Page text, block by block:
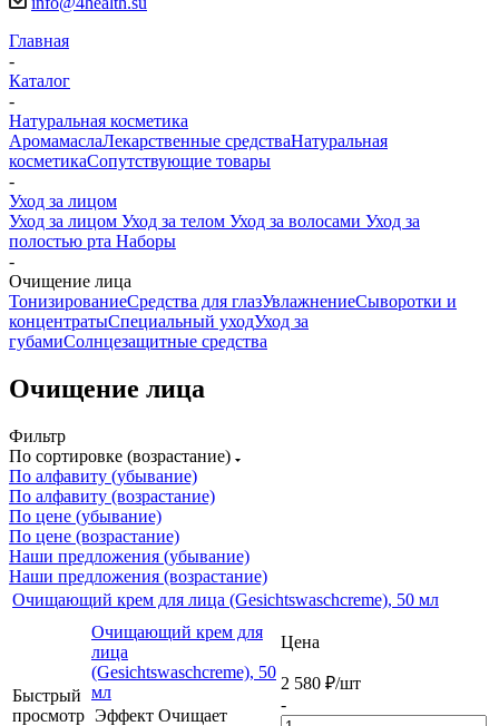
Главная
-
Каталог
-
Натуральная косметика
АромамаслаЛекарственные средстваНатуральная
косметикаСопутствующие товары
-
Уход за лицом
Уход за лицом Уход за телом Уход за волосами Уход за
полостью рта Наборы
-
Очищение лица
ТонизированиеСредства для глазУвлажнениеСыворотки и
концентратыСпециальный уходУход за
губамиСолнцезащитные средства
Очищение лица
Фильтр
По сортировке (возрастание)
По алфавиту (убывание)
По алфавиту (возрастание)
По цене (убывание)
По цене (возрастание)
Наши предложения (убывание)
Наши предложения (возрастание)
Очищающий крем для лица (Gesichtswaschcreme), 50 мл
Быстрый
просмотр
Очищающий крем для
лица
(Gesichtswaschcreme), 50
мл
Эффект Очищает
Цена
2 580 ₽/шт
-